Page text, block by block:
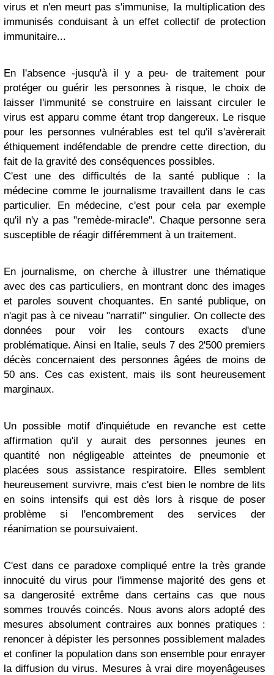
virus et n'en meurt pas s'immunise, la multiplication des
immunisés conduisant à un effet collectif de protection
immunitaire...
En l'absence -jusqu'à il y a peu- de traitement pour
protéger ou guérir les personnes à risque, le choix de
laisser l'immunité se construire en laissant circuler le
virus est apparu comme étant trop dangereux. Le risque
pour les personnes vulnérables est tel qu'il s'avèrerait
éthiquement indéfendable de prendre cette direction, du
fait de la gravité des conséquences possibles.
C'est une des difficultés de la santé publique : la
médecine comme le journalisme travaillent dans le cas
particulier. En médecine, c'est pour cela par exemple
qu'il n'y a pas "remède-miracle". Chaque personne sera
susceptible de réagir différemment à un traitement.
En journalisme, on cherche à illustrer une thématique
avec des cas particuliers, en montrant donc des images
et paroles souvent choquantes. En santé publique, on
n'agit pas à ce niveau "narratif" singulier. On collecte des
données pour voir les contours exacts d'une
problématique. Ainsi en Italie, seuls 7 des 2'500 premiers
décès concernaient des personnes âgées de moins de
50 ans. Ces cas existent, mais ils sont heureusement
marginaux.
Un possible motif d'inquiétude en revanche est cette
affirmation qu'il y aurait des personnes jeunes en
quantité non négligeable atteintes de pneumonie et
placées sous assistance respiratoire. Elles semblent
heureusement survivre, mais c'est bien le nombre de lits
en soins intensifs qui est dès lors à risque de poser
problème si l'encombrement des services der
réanimation se poursuivaient.
C'est dans ce paradoxe compliqué entre la très grande
innocuité du virus pour l'immense majorité des gens et
sa dangerosité extrême dans certains cas que nous
sommes trouvés coincés. Nous avons alors adopté des
mesures absolument contraires aux bonnes pratiques :
renoncer à dépister les personnes possiblement malades
et confiner la population dans son ensemble pour enrayer
la diffusion du virus. Mesures à vrai dire moyenâgeuses